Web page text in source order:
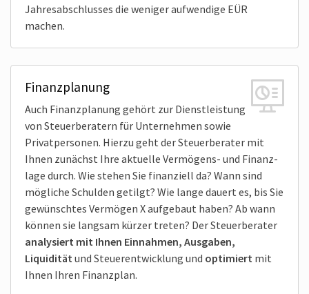
Jahres­abschlusses die weniger auf­wendige EÜR
machen.
Finanz­planung
Auch Finanz­planung gehört zur Dienst­leistung
von Steuer­beratern für Unternehmen sowie
Privat­personen. Hierzu geht der Steuer­berater mit
Ihnen zunächst Ihre aktuelle Vermögens- und Finanz­
lage durch. Wie stehen Sie finan­ziell da? Wann sind
mögliche Schulden getilgt? Wie lange dauert es, bis Sie
gewünschtes Vermögen X aufgebaut haben? Ab wann
können sie langsam kürzer treten? Der Steuer­berater
analy­siert mit Ihnen Einnahmen, Ausgaben,
Liquidität und Steuer­entwicklung und opti­miert mit
Ihnen Ihren Finanzplan.